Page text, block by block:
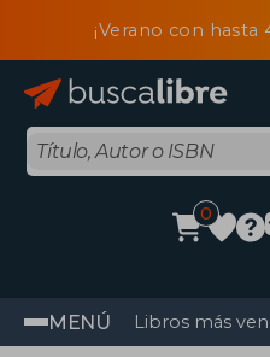
¡Verano con hasta
0
MENÚ Libros más